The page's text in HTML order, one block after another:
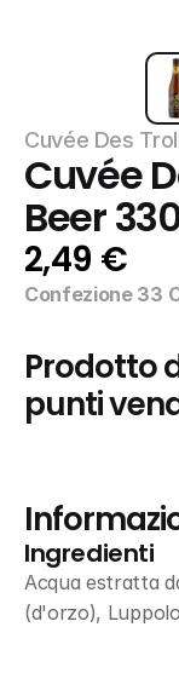
Cuvée Des
Cuvée
Beer
2,49 €
Confezione 33
Prodotto
punti
Ingredienti
Acqua estratta
(d'orzo),